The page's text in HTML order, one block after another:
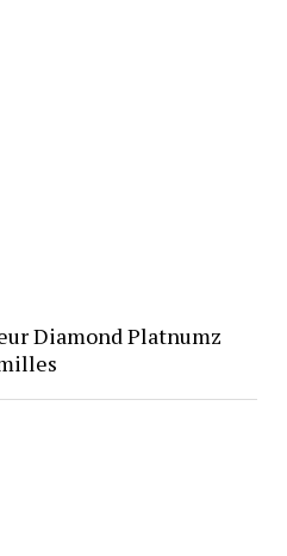
Diamond Platnumz